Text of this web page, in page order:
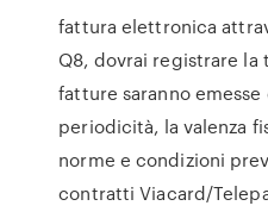
fattura elettronica
Q8, dovrai registrare la
fatture saranno emesse
periodicità, la valenza
norme e condizioni
contratti Viacard/